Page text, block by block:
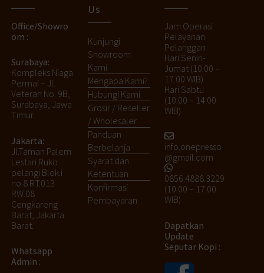
Office/Showro
om :
Surabaya:
Kompleks Niaga
Permai – Jl.
Veteran No. 9B,
Surabaya, Jawa
Timur.
Jakarta:
Jl.Taman Palem
Lestari Ruko
pelangi Blok.i
no.8 RT.013
RW.08
Cengkareng
Barat, Jakarta
Barat.
Whatsapp
Admin :
Us
Kunjungi
Showroom
Kami
Mengapa Kami?
Hubungi Kami
Grosir / Reseller
/ Wholesaler
Panduan
Berbelanja
Syarat dan
Ketentuan
Konfirmasi
Pembayaran
Jam Operasi
Pelayanan
Pelanggan
Hari Senin-
Jumat (10.00 –
17.00 WIB)
Hari Sabtu
(10.00 – 14.00
WIB)
info.onepresso
@gmail.com
0856.4888.3229
(10.00 – 17.00
WIB)
Dapatkan
Update
Seputar Kopi :